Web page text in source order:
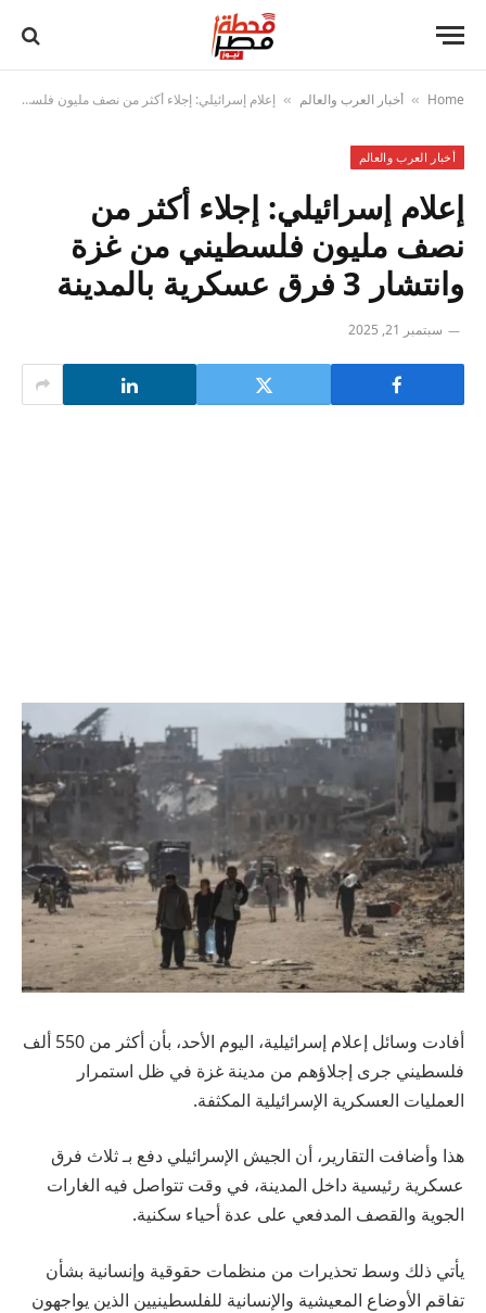
Home
» أخبار العرب والعالم » إعلام إسرائيلي: إجلاء أكثر من نصف مليون فلسطيني من غزة وانتشار 3 فرق عسكرية بالمدينة
أخبار العرب والعالم
إعلام إسرائيلي: إجلاء أكثر من
نصف مليون فلسطيني من غزة
وانتشار 3 فرق عسكرية بالمدينة
سبتمبر 21, 2025
أفادت وسائل إعلام إسرائيلية، اليوم الأحد، بأن أكثر من 550 ألف
فلسطيني جرى إجلاؤهم من مدينة غزة في ظل استمرار
العمليات العسكرية الإسرائيلية المكثفة.
هذا وأضافت التقارير، أن الجيش الإسرائيلي دفع بـ ثلاث فرق
عسكرية رئيسية داخل المدينة، في وقت تتواصل فيه الغارات
الجوية والقصف المدفعي على عدة أحياء سكنية.
يأتي ذلك وسط تحذيرات من منظمات حقوقية وإنسانية بشأن
تفاقم الأوضاع المعيشية والإنسانية للفلسطينيين الذين يواجهون